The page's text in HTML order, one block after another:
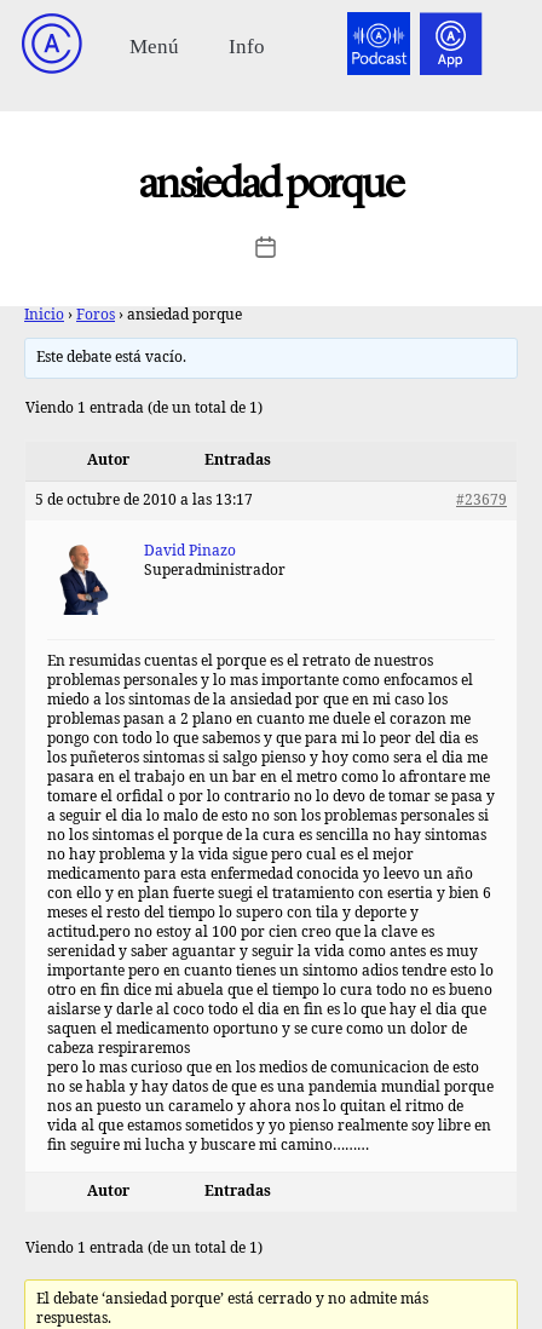
ansiedad porque
Inicio › Foros › ansiedad porque
Este debate está vacío.
Viendo 1 entrada (de un total de 1)
Autor Entradas
5 de octubre de 2010 a las 13:17 #23679
David Pinazo
Superadministrador
En resumidas cuentas el porque es el retrato de nuestros
problemas personales y lo mas importante como enfocamos el
miedo a los sintomas de la ansiedad por que en mi caso los
problemas pasan a 2 plano en cuanto me duele el corazon me
pongo con todo lo que sabemos y que para mi lo peor del dia es
los puñeteros sintomas si salgo pienso y hoy como sera el dia me
pasara en el trabajo en un bar en el metro como lo afrontare me
tomare el orfidal o por lo contrario no lo devo de tomar se pasa y
a seguir el dia lo malo de esto no son los problemas personales si
no los sintomas el porque de la cura es sencilla no hay sintomas
no hay problema y la vida sigue pero cual es el mejor
medicamento para esta enfermedad conocida yo leevo un año
con ello y en plan fuerte suegi el tratamiento con esertia y bien 6
meses el resto del tiempo lo supero con tila y deporte y
actitud.pero no estoy al 100 por cien creo que la clave es
serenidad y saber aguantar y seguir la vida como antes es muy
importante pero en cuanto tienes un sintomo adios tendre esto lo
otro en fin dice mi abuela que el tiempo lo cura todo no es bueno
aislarse y darle al coco todo el dia en fin es lo que hay el dia que
saquen el medicamento oportuno y se cure como un dolor de
cabeza respiraremos
pero lo mas curioso que en los medios de comunicacion de esto
no se habla y hay datos de que es una pandemia mundial porque
nos an puesto un caramelo y ahora nos lo quitan el ritmo de
vida al que estamos sometidos y yo pienso realmente soy libre en
fin seguire mi lucha y buscare mi camino………
Autor Entradas
Viendo 1 entrada (de un total de 1)
El debate ‘ansiedad porque’ está cerrado y no admite más
respuestas.